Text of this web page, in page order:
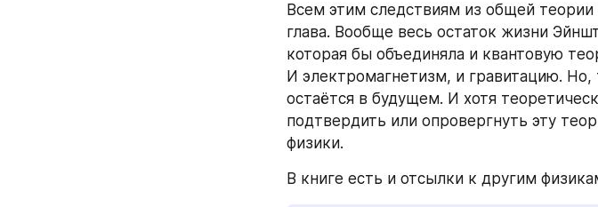
Всем этим следствиям из общей
глава. Вообще весь остаток жизни
которая бы объединяла и квантовую
И электромагнетизм, и гравитацию.
остаётся в будущем. И хотя
подтвердить или опровергнуть эту
физики.
В книге есть и отсылки к другим